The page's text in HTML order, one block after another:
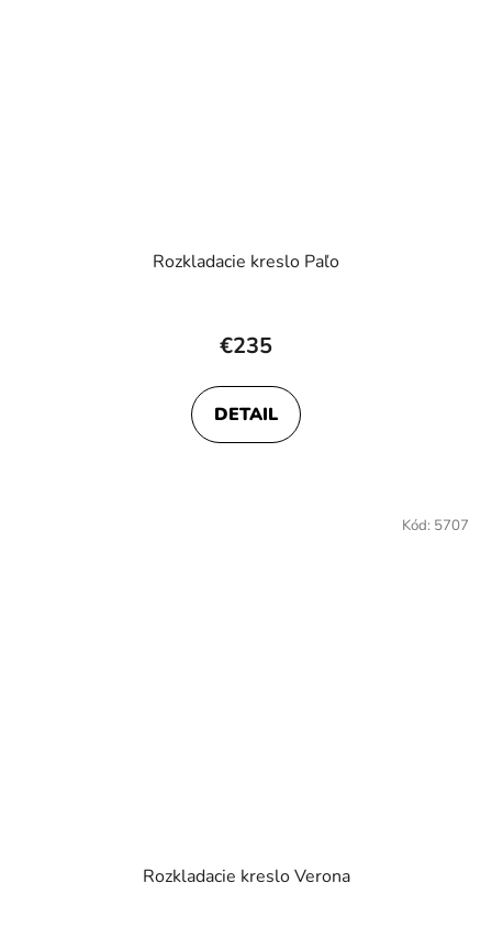
Rozkladacie kreslo Paľo
€235
DETAIL
Rozkladacie kreslo Verona
Kód: 5707